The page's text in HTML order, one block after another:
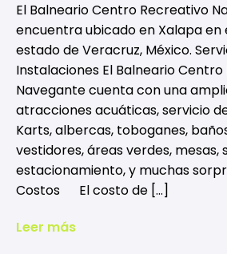
El Balneario Centro Recreativo
encuentra ubicado en Xalapa en
estado de Veracruz, México.
Instalaciones El Balneario
Navegante cuenta con una
atracciones acuáticas, servicio
Karts, albercas, toboganes,
vestidores, áreas verdes, mesas,
estacionamiento, y muchas
Costos El costo de […]
Leer más